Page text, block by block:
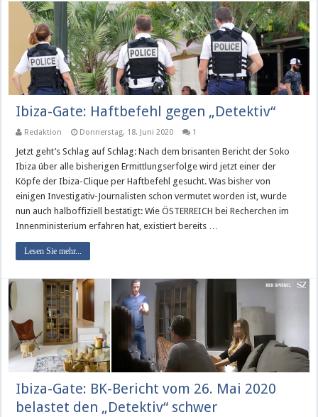
Ibiza-Gate: Haftbefehl gegen „Detektiv“
Redaktion Donnerstag, 18. Juni 2020 1
Jetzt geht’s Schlag auf Schlag: Nach dem brisanten Bericht der Soko
Ibiza über alle bisherigen Ermittlungserfolge wird jetzt einer der
Köpfe der Ibiza-Clique per Haftbefehl gesucht. Was bisher von
einigen Investigativ-Journalisten schon vermutet worden ist, wurde
nun auch halboffiziell bestätigt: Wie ÖSTERREICH bei Recherchen im
Innenministerium erfahren hat, existiert bereits …
Lesen Sie mehr...
Ibiza-Gate: BK-Bericht vom 26. Mai 2020
belastet den „Detektiv“ schwer